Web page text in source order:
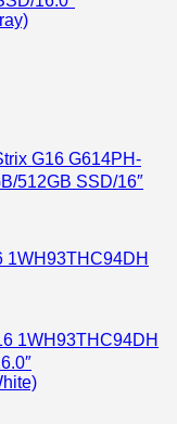
G16 G614PH-
512GB SSD/16″
1WH93THC94DH